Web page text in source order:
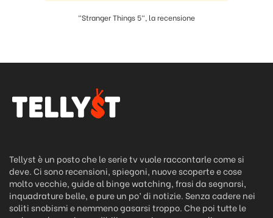
"Stranger Things 5", la recensione
Tellyst è un posto che le serie tv vuole raccontarle come si
deve. Ci sono recensioni, spiegoni, nuove scoperte e cose
molto vecchie, guide al binge watching, frasi da segnarsi,
inquadrature belle, e pure un po’ di notizie. Senza cadere nei
soliti snobismi e nemmeno gasarsi troppo. Che poi tutte le